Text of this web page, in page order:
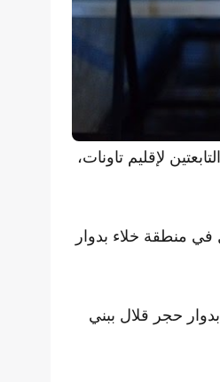
لإقليم تاونات،
منطقة خلاء بدوار
حجر قلال ببني